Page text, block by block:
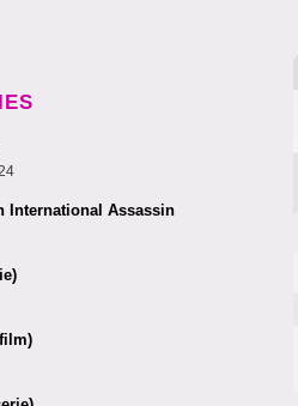
International Assassin